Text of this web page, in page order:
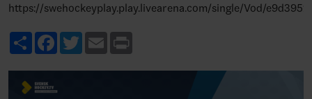
https://swehockeyplay.play.livearena.com/single/Vod/
ShareFacebook
TwitterEmail